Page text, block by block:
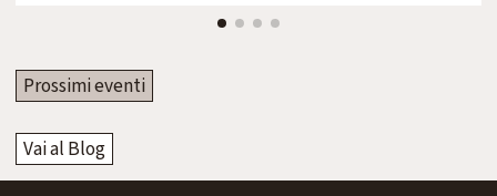
Prossimi eventi
Vai al Blog